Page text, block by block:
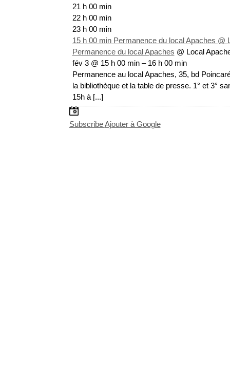
21 h 00 min
22 h 00 min
23 h 00 min
15 h 00 min Permanence du local Apaches @
Permanence du local Apaches @ Local
fév 3 @ 15 h 00 min – 16 h 00 min
Permanence au local Apaches, 35, bd
la bibliothèque et la table de presse. 1° et 3°
15h à [...]
SubscribeAjouter à Google